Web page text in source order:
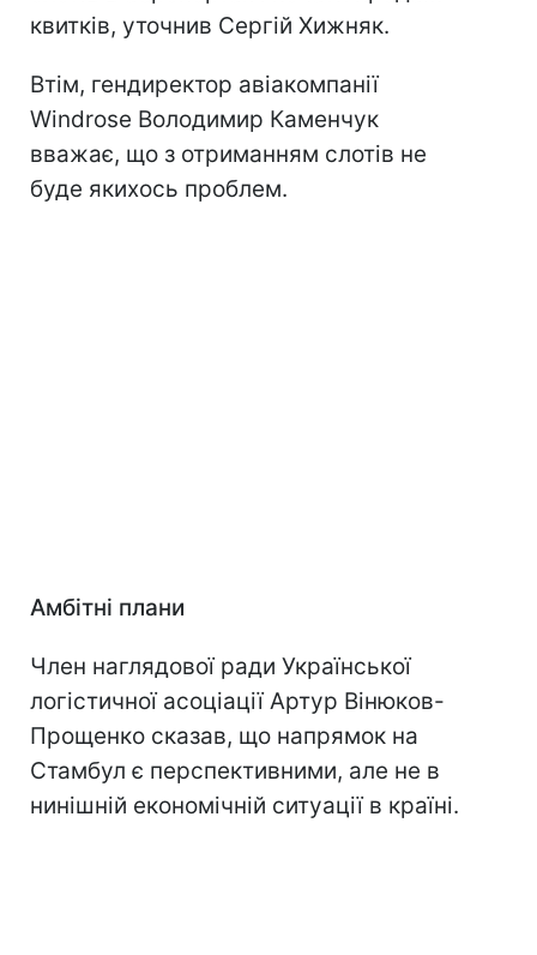
квитків, уточнив Сергій Хижняк.
Втім, гендиректор авіакомпанії
Windrose Володимир Каменчук
вважає, що з отриманням слотів не
буде якихось проблем.
Амбітні плани
Член наглядової ради Української
логістичної асоціації Артур Вінюков-
Прощенко сказав, що напрямок на
Стамбул є перспективними, але не в
нинішній економічній ситуації в країні.